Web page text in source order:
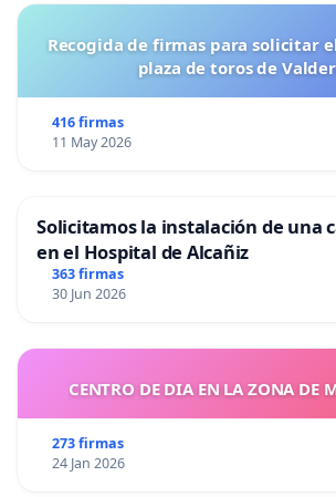
Recogida de firmas para solicitar
plaza de toros de
416 firmas
11 May 2026
Solicitamos la instalación de una
en el Hospital de Alcañiz
363 firmas
30 Jun 2026
CENTRO DE DIA EN LA ZONA DE
273 firmas
24 Jan 2026